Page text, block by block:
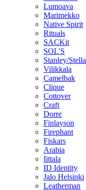
Lumoava
Marimekko
Native Spirit
Rituals
SACKit
SOL'S
Stanley/Stella
Vilikkala
Camelbak
Clique
Cottover
Craft
Dorre
Finlayson
Firephant
Fiskars
Arabia
Iittala
ID Identity
Jalo Helsinki
Leatherman